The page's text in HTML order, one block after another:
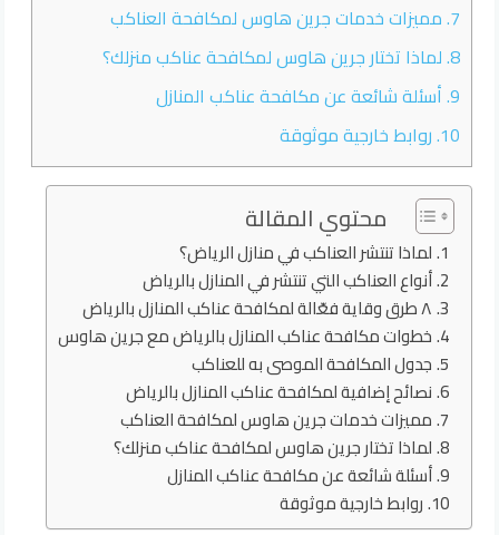
7. مميزات خدمات جرين هاوس لمكافحة العناكب
8. لماذا تختار جرين هاوس لمكافحة عناكب منزلك؟
9. أسئلة شائعة عن مكافحة عناكب المنازل
10. روابط خارجية موثوقة
محتوي المقالة
لماذا تنتشر العناكب في منازل الرياض؟
أنواع العناكب التي تنتشر في المنازل بالرياض
٨ طرق وقاية فعّالة لمكافحة عناكب المنازل بالرياض
خطوات مكافحة عناكب المنازل بالرياض مع جرين هاوس
جدول المكافحة الموصى به للعناكب
نصائح إضافية لمكافحة عناكب المنازل بالرياض
مميزات خدمات جرين هاوس لمكافحة العناكب
لماذا تختار جرين هاوس لمكافحة عناكب منزلك؟
أسئلة شائعة عن مكافحة عناكب المنازل
روابط خارجية موثوقة